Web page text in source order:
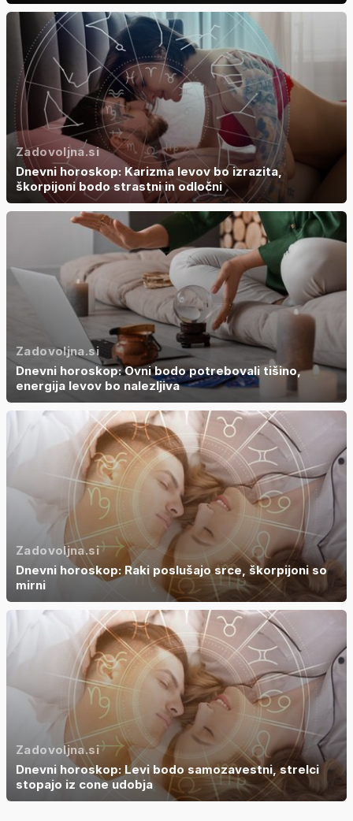
Zadovoljna.si
Dnevni horoskop: Karizma levov bo izrazita,
škorpijoni bodo strastni in odločni
Zadovoljna.si
Dnevni horoskop: Ovni bodo potrebovali tišino,
energija levov bo nalezljiva
Zadovoljna.si
Dnevni horoskop: Raki poslušajo srce, škorpijoni so
mirni
Zadovoljna.si
Dnevni horoskop: Levi bodo samozavestni, strelci
stopajo iz cone udobja